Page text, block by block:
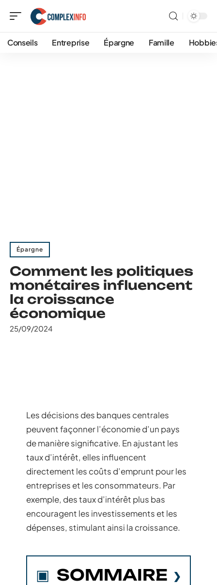
Conseils Entreprise Épargne Famille
Épargne
Comment les politiques
monétaires influencent
la croissance
économique
25/09/2024
Les décisions des banques centrales
peuvent façonner l’économie d’un pays
de manière significative. En ajustant les
taux d’intérêt, elles influencent
directement les coûts d’emprunt pour les
entreprises et les consommateurs. Par
exemple, des taux d’intérêt plus bas
encouragent les investissements et les
dépenses, stimulant ainsi la croissance.
SOMMAIRE